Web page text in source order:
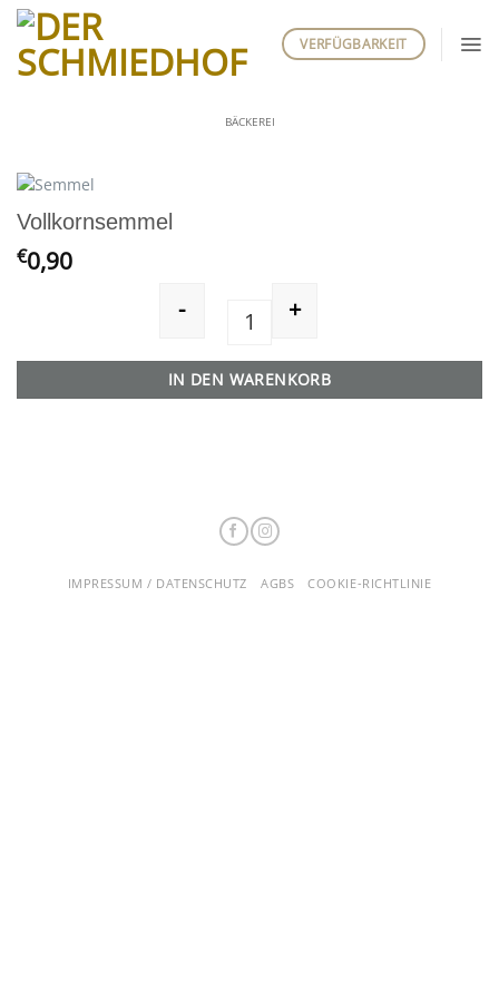
Zum
Inhalt
springen
VERFÜGBARKEIT
BÄCKEREI
Vollkornsemmel
€0,90
Vollkornsemmel Menge
- +
IN DEN WARENKORB
IMPRESSUM / DATENSCHUTZ AGBS COOKIE-RICHTLINIE